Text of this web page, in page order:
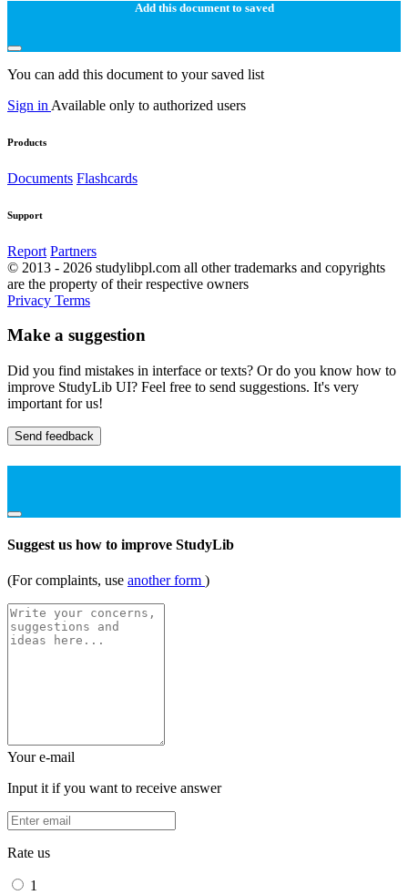
Add this document to saved
You can add this document to your saved list
Sign in Available only to authorized users
Products
Documents Flashcards
Support
Report Partners
© 2013 - 2026 studylibpl.com all other trademarks and copyrights
are the property of their respective owners
Privacy Terms
Make a suggestion
Did you find mistakes in interface or texts? Or do you know how to
improve StudyLib UI? Feel free to send suggestions. It's very
important for us!
Send feedback
Suggest us how to improve StudyLib
(For complaints, use another form )
Your e-mail
Input it if you want to receive answer
Rate us
1